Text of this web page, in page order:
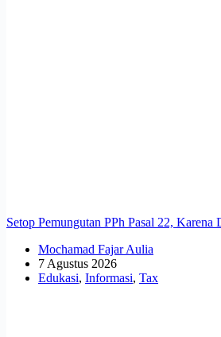
Setop Pemungutan PPh Pasal 22,
Mochamad Fajar Aulia
7 Agustus 2026
Edukasi, Informasi, Tax